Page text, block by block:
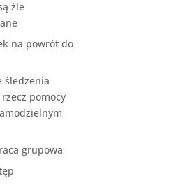
źle
na powrót do
śledzenia
pomocy
grupowa